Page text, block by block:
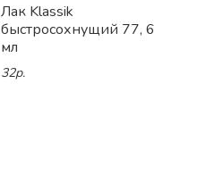
Лак Klassik
быстросохнущий 77, 6
мл
32р.